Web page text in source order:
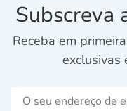
Subscreva
Receba em
exclusivas